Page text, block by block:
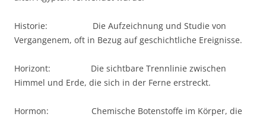
Historie: Die Aufzeichnung und Studie von
Vergangenem, oft in Bezug auf geschichtliche Ereignisse.
Horizont: Die sichtbare Trennlinie zwischen
Himmel und Erde, die sich in der Ferne erstreckt.
Hormon: Chemische Botenstoffe im Körper, die